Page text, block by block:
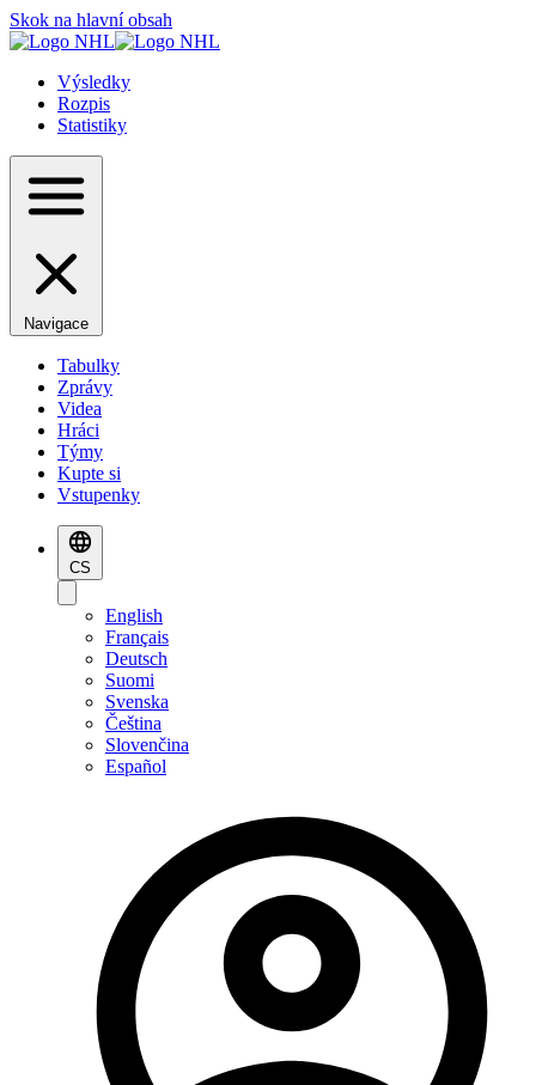
Skok na hlavní obsah
Výsledky
Rozpis
Statistiky
Navigace
Tabulky
Zprávy
Videa
Hráci
Týmy
Kupte si
Vstupenky
CS
English
Français
Deutsch
Suomi
Svenska
Čeština
Slovenčina
Español